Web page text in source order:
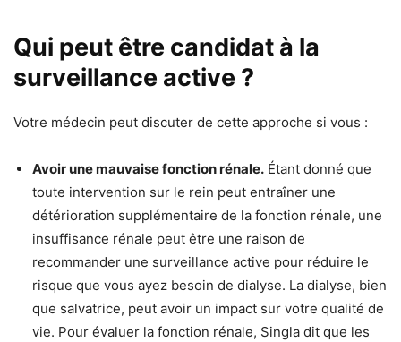
Qui peut être candidat à la
surveillance active ?
Votre médecin peut discuter de cette approche si vous :
Avoir une mauvaise fonction rénale. Étant donné que
toute intervention sur le rein peut entraîner une
détérioration supplémentaire de la fonction rénale, une
insuffisance rénale peut être une raison de
recommander une surveillance active pour réduire le
risque que vous ayez besoin de dialyse. La dialyse, bien
que salvatrice, peut avoir un impact sur votre qualité de
vie. Pour évaluer la fonction rénale, Singla dit que les